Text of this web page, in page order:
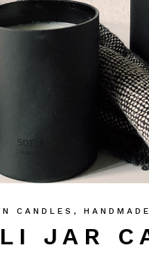
JAR
CANDLES , HANDMADE